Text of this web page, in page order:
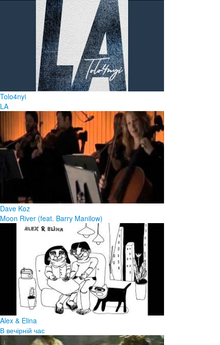
Tolo4nyi
LA
Dave Koz
Moon River (feat. Barry Manilow)
Alex & Elina
В вечірній час